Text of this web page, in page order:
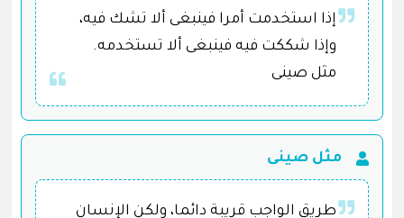
إذا استخدمت أمرا فينبغى ألا تشك فيه،
وإذا شككت فيه فينبغى ألا تستخدمه.
مثل صينى
مثل صينى
طريق الواجب قريبة دائما، ولكن الإنسان